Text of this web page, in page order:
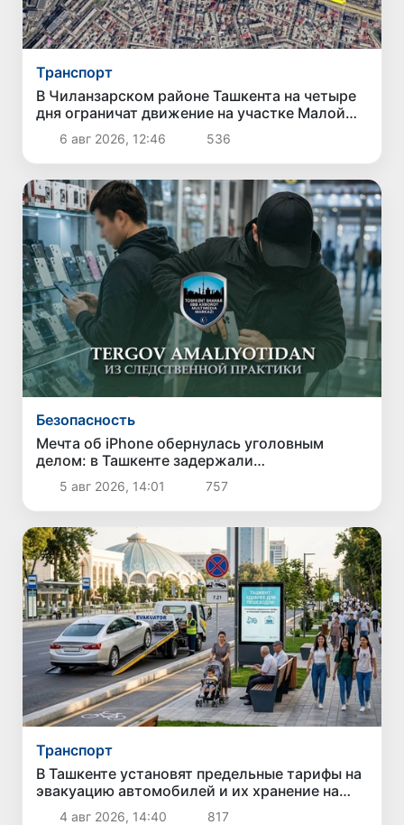
Транспорт
В Чиланзарском районе Ташкента на четыре
дня ограничат движение на участке Малой
кольцевой дороги
6 авг 2026, 12:46 536
Безопасность
Мечта об iPhone обернулась уголовным
делом: в Ташкенте задержали
подозреваемого в краже дорогого
смартфона
5 авг 2026, 14:01 757
Транспорт
В Ташкенте установят предельные тарифы на
эвакуацию автомобилей и их хранение на
штрафстоянках
4 авг 2026, 14:40 817